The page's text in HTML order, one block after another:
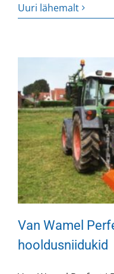
Uuri lähemalt
Van Wamel
hooldusniidukid